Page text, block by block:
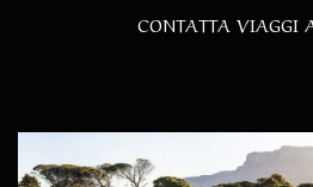
CONTATTA VIAGGI